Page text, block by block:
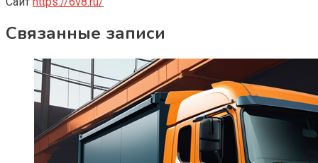
Связанные записи